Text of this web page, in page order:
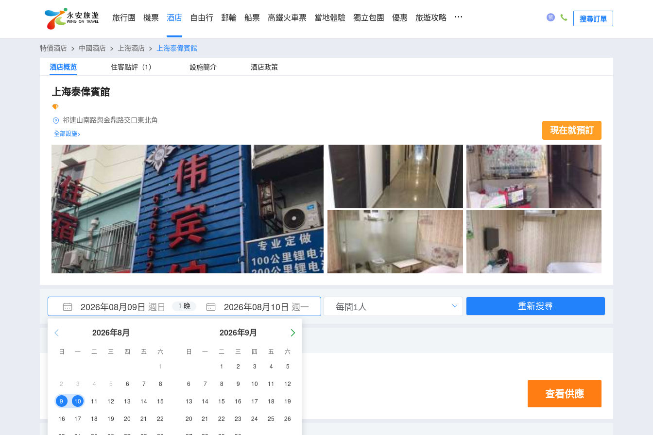
旅行團 機票 酒店 自由行 郵輪 船票 高鐵火車票 當地體驗 獨立包團 優惠 旅遊攻略 ... 搜尋訂單
特價酒店 > 中國酒店 > 上海酒店 >
上海泰偉賓館
酒店概览
住客點評（1） 設施簡介 酒店政策
上海泰偉賓館
祁連山南路與金鼎路交口東北角
全部設施> 現在就預訂
2026年08月09日 週日 2026年08月10日 週一
1 晚
2026年8月
日 一 二 三 四 五
六
1
2 3 4 5 6 7 8
9 10 11 12 13 14 15
16 17 18 19 20 21 22
2026年9月
日 一 二 三 四 五
六
1
2 3 4 5
6 7 8 9 10 11 12
13 14 15 16 17 18 19
20 21 22 23 24 25 26
重新搜尋
電視機
查看供應